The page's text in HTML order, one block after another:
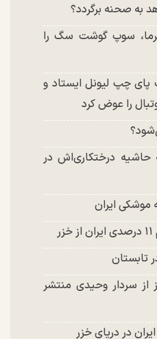
به صحنه برگردد؟
گرما، سوپ گوشت سگ را
چپ لیونل ایستاد و
را عوض کرد
حاشیه درختکاری‌اش در
موشکی ایران
تابستان
سردار وحیدی منتشر
در دریای خزر